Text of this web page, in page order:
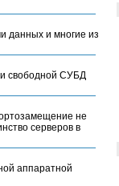
данных и многие из
свободной СУБД
не
серверов в
аппаратной